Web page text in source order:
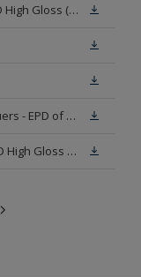
Technisch Informatieblad Rubbol XD High Gloss (PDF)
Sikkens Exterior Solventbased Laquers - EPD of Milieuproductverklaring
Veiligheidsinformatieblad Rubbol XD High Gloss White W05 (MSDS)